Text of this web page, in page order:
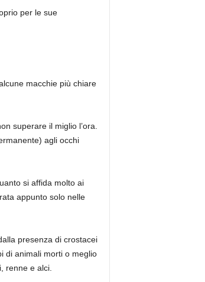
per le sue
macchie più chiare
superare il miglio l’ora.
agli occhi
si affida molto ai
appunto solo nelle
presenza di crostacei
di animali morti o meglio
renne e alci.